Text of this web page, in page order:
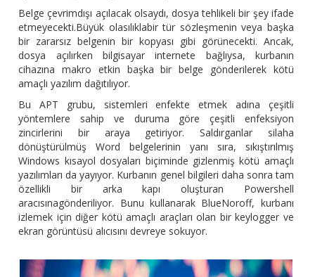
Belge çevrimdışı açılacak olsaydı, dosya tehlikeli bir şey ifade
etmeyecekti.Büyük olasılıklabir tür sözleşmenin veya başka
bir zararsız belgenin bir kopyası gibi görünecekti. Ancak,
dosya açılırken bilgisayar internete bağlıysa, kurbanın
cihazına makro etkin başka bir belge gönderilerek kötü
amaçlı yazılım dağıtılıyor.
Bu APT grubu, sistemleri enfekte etmek adına çeşitli
yöntemlere sahip ve duruma göre çeşitli enfeksiyon
zincirlerini bir araya getiriyor. Saldırganlar silaha
dönüştürülmüş Word belgelerinin yanı sıra, sıkıştırılmış
Windows kısayol dosyaları biçiminde gizlenmiş kötü amaçlı
yazılımları da yayıyor. Kurbanın genel bilgileri daha sonra tam
özellikli bir arka kapı oluşturan Powershell
aracısınagönderiliyor. Bunu kullanarak BlueNoroff, kurbanı
izlemek için diğer kötü amaçlı araçları olan bir keylogger ve
ekran görüntüsü alıcısını devreye sokuyor.